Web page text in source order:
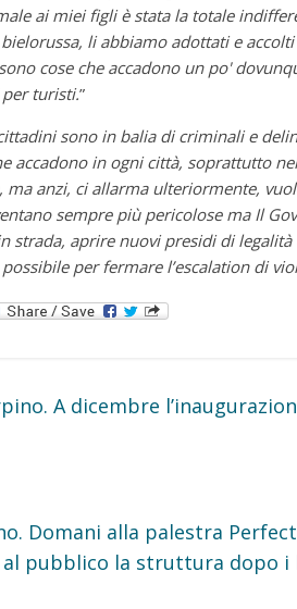
ai miei figli è stata la totale
li abbiamo adottati e
cose che accadono un po'
turisti.”
sono in balia di criminali e
accadono in ogni città, soprattutto
ma anzi, ci allarma ulteriormente,
sempre più pericolose ma Il
strada, aprire nuovi presidi di legalità
per fermare l’escalation di
A dicembre
Domani alla palestra
pubblico la struttura dopo i